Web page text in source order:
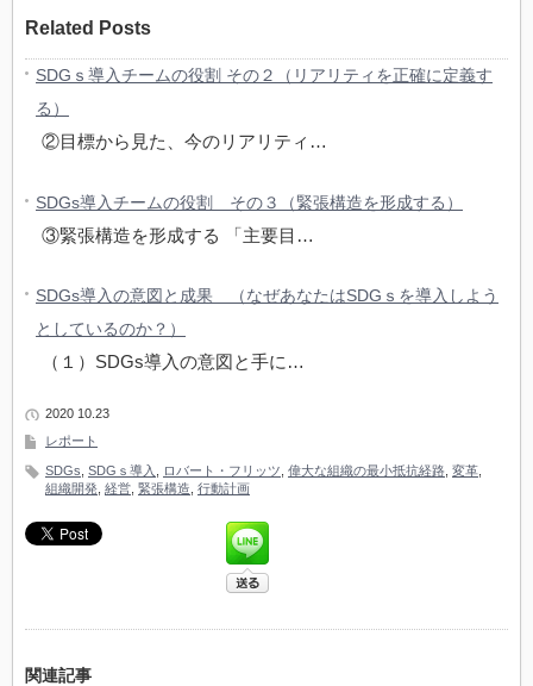
Related Posts
SDGｓ導入チームの役割 その２（リアリティを正確に定義す
る）
②目標から見た、今のリアリティ…
SDGs導入チームの役割 その３（緊張構造を形成する）
③緊張構造を形成する 「主要目…
SDGs導入の意図と成果 （なぜあなたはSDGｓを導入しよう
としているのか？）
（１）SDGs導入の意図と手に…
2020 10.23
レポート
SDGs SDGｓ導入 ロバート・フリッツ 偉大な組織の最小抵抗経路 変革
組織開発 経営 緊張構造 行動計画
関連記事